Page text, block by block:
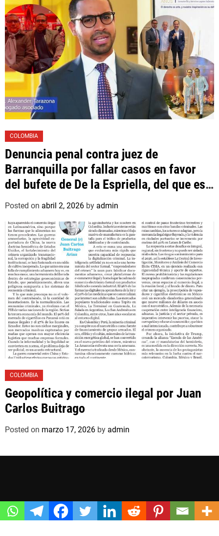
COLOMBIA
Denuncia penal contra juez de
Barranquilla por fallar casos en favor
del bufete de De la Espriella, del que es
asociado un hijo suyo
Posted on abril 2, 2026 by admin
COLOMBIA
Geopolítica y comercio ilegal por Juan
Carlos Buitrago
Posted on marzo 17, 2026 by admin